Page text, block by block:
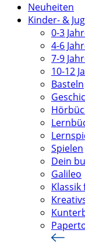
Neuheiten
Kinder- &
0-3
4-6
7-9
10-12
Basteln
Spielen
Dein
Galileo